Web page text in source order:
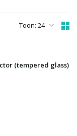
Toon:
(tempered glass)